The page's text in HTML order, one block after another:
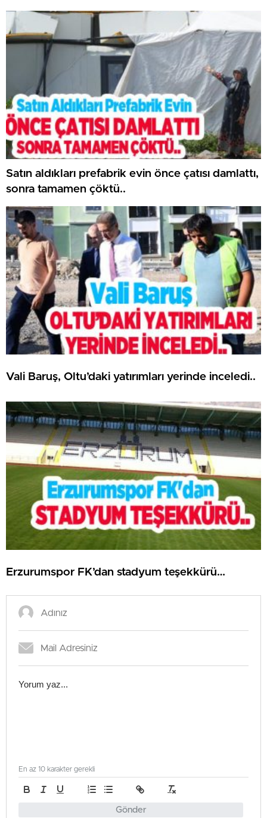
Satın aldıkları prefabrik evin önce çatısı damlattı,
sonra tamamen çöktü..
Vali Baruş, Oltu’daki yatırımları yerinde inceledi..
Erzurumspor FK’dan stadyum teşekkürü…
Gönder
En az 10 karakter gerekli